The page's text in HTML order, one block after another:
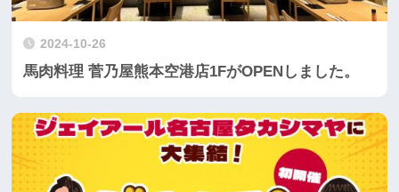
2024-10-26
馬肉料理 菅乃屋熊本空港店1FがOPENしました。